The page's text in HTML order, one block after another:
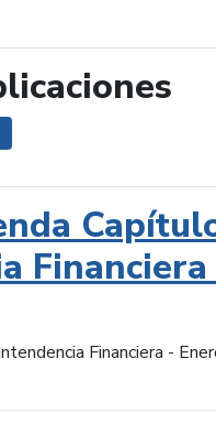
opciones de búsqueda
Financiera -